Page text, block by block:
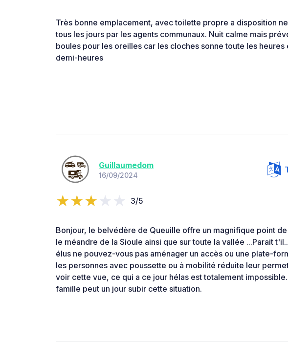
Très bonne emplacement, avec toilette propre a disposition
tous les jours par les agents communaux. Nuit calme mais
boules pour les oreilles car les cloches sonne toute les heures
demi-heures
Guillaumedom
16/09/2024
3/5
Bonjour, le belvédère de Queuille offre un magnifique point
le méandre de la Sioule ainsi que sur toute la vallée ...Parait
élus ne pouvez-vous pas aménager un accès ou une plate-
les personnes avec poussette ou à mobilité réduite leur
voir cette vue, ce qui a ce jour hélas est totalement
famille peut un jour subir cette situation.